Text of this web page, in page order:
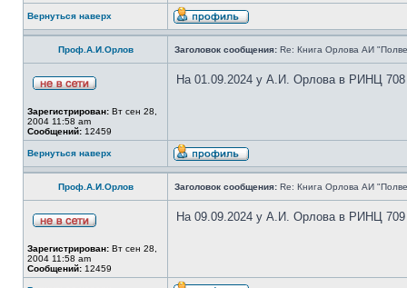
Вернуться наверх
Проф.А.И.Орлов Заголовок сообщения: Re: Книга Орлова АИ
Зарегистрирован: Вт сен 28,
2004 11:58 am
Сообщений: 12459
На 01.09.2024 у А.И. Орлова в РИНЦ 708
Вернуться наверх
Проф.А.И.Орлов Заголовок сообщения: Re: Книга Орлова АИ
Зарегистрирован: Вт сен 28,
2004 11:58 am
Сообщений: 12459
На 09.09.2024 у А.И. Орлова в РИНЦ 709